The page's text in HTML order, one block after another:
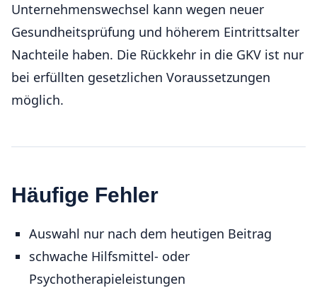
Unternehmenswechsel kann wegen neuer
Gesundheitsprüfung und höherem Eintrittsalter
Nachteile haben. Die Rückkehr in die GKV ist nur
bei erfüllten gesetzlichen Voraussetzungen
möglich.
Häufige Fehler
Auswahl nur nach dem heutigen Beitrag
schwache Hilfsmittel- oder
Psychotherapieleistungen